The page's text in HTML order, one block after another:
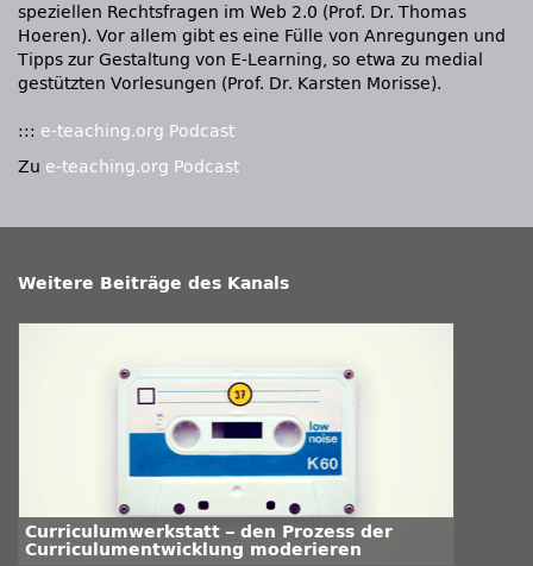
speziellen Rechtsfragen im Web 2.0 (Prof. Dr. Thomas
Hoeren). Vor allem gibt es eine Fülle von Anregungen und
Tipps zur Gestaltung von E-Learning, so etwa zu medial
gestützten Vorlesungen (Prof. Dr. Karsten Morisse).
::: e-teaching.org Podcast
Zu e-teaching.org Podcast
Weitere Beiträge des Kanals
Curriculumwerkstatt – den Prozess der
Curriculumentwicklung moderieren